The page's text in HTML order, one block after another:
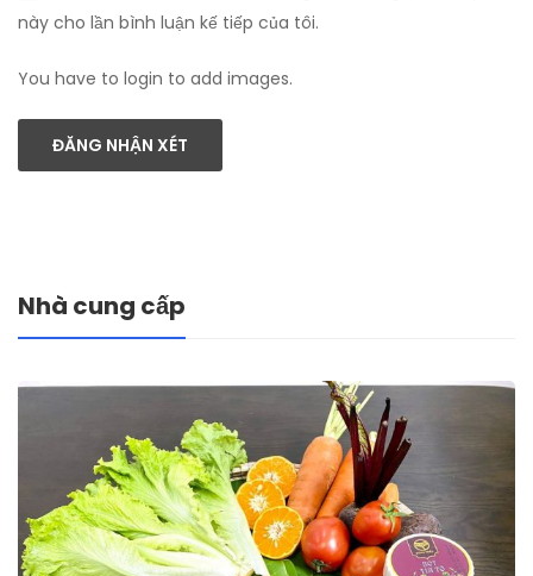
này cho lần bình luận kế tiếp của tôi.
You have to login to add images.
ĐĂNG NHẬN XÉT
Nhà cung cấp